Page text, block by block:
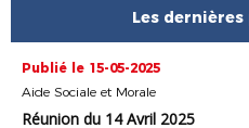
Les
Publié le 15-05-2025
Aide Sociale et Morale
Réunion du 14 Avril 2025